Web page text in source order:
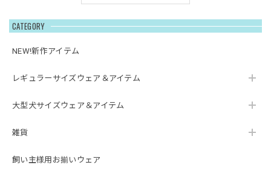
CATEGORY
NEW!新作アイテム
レギュラーサイズウェア＆アイテム
大型犬サイズウェア＆アイテム
雑貨
飼い主様用お揃いウェア